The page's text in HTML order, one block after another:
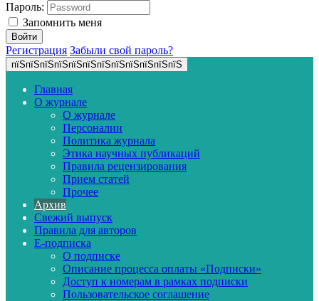
Пароль:
Запомнить меня
Регистрация Забыли свой пароль?
пїЅпїЅпїЅпїЅпїЅпїЅпїЅпїЅпїЅпїЅпїЅпїЅ
Главная
О журнале
О журнале
Персоналии
Политика журнала
Этика научных публикаций
Правила рецензирования
Прием статей
Прочее
Архив
Свежий выпуск
Правила для авторов
E-подписка
О подписке
Описание процесса оплаты «Подписки»
Доступ к номерам в рамках подписки
Пользовательское соглашение